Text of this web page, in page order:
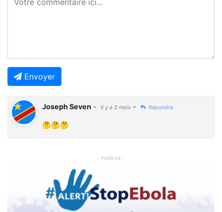
Envoyer
Joseph Seven - Il y a 3 mois - Répondre
🤔🤔🤔
- Publicité -